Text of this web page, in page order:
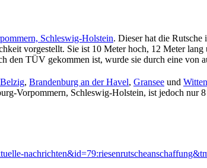
Schleswig-Holstein. Dieser hat die Rutsche
vorgestellt. Sie ist 10 Meter hoch, 12 Meter
TÜV gekommen ist, wurde sie durch eine von
, Brandenburg an der Havel, Gransee und
Vorpommern, Schleswig-Holstein, ist jedoch nur